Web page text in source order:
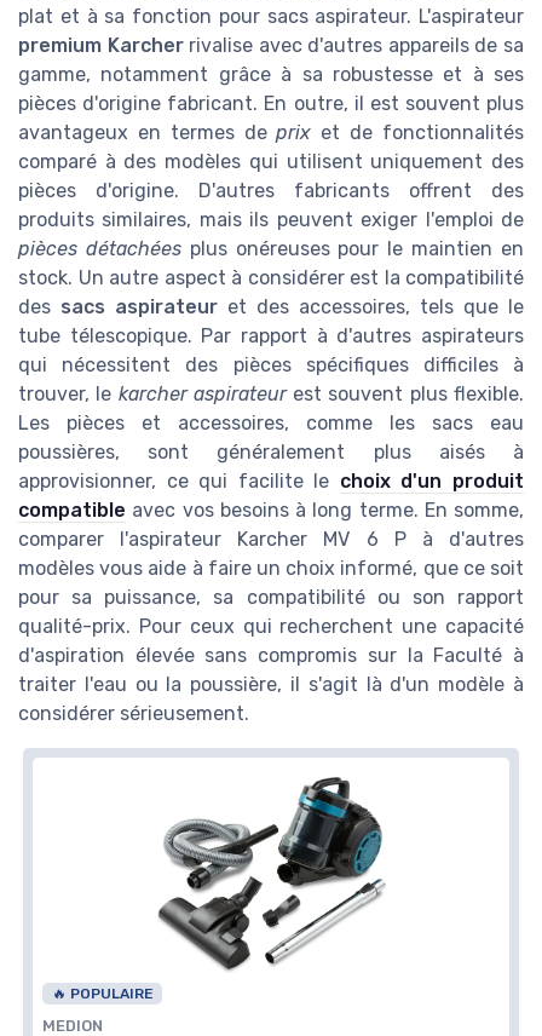
plat et à sa fonction pour sacs aspirateur. L'aspirateur
premium Karcherrivalise avec d'autres appareils de sa
gamme, notamment grâce à sa robustesse et à ses
pièces d'origine fabricant. En outre, il est souvent plus
avantageux en termes deprix et de fonctionnalités
comparé à des modèles qui utilisent uniquement des
pièces d'origine. D'autres fabricants offrent des
produits similaires, mais ils peuvent exiger l'emploi de
pièces détachéesplus onéreuses pour le maintien en
stock. Un autre aspect à considérer est la compatibilité
des sacs aspirateur et des accessoires, tels que le
tube télescopique. Par rapport à d'autres aspirateurs
qui nécessitent des pièces spécifiques difficiles à
trouver, le karcher aspirateurest souvent plus flexible.
Les pièces et accessoires, comme les sacs eau
poussières, sont généralement plus aisés à
approvisionner, ce qui facilite le choix d'un produit
compatible avec vos besoins à long terme. En somme,
comparer l'aspirateur Karcher MV 6 P à d'autres
modèles vous aide à faire un choix informé, que ce soit
pour sa puissance, sa compatibilité ou son rapport
qualité-prix. Pour ceux qui recherchent une capacité
d'aspiration élevée sans compromis sur la Faculté à
traiter l'eau ou la poussière, il s'agit là d'un modèle à
considérer sérieusement.
🔥 POPULAIRE
MEDION